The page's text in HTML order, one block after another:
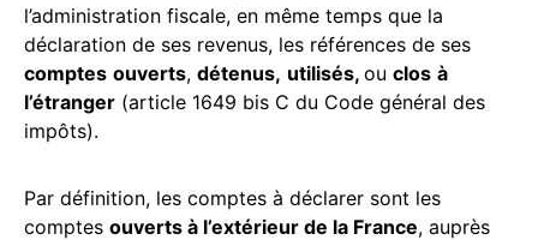
l’administration fiscale, en même temps que la
déclaration de ses revenus, les références de ses
comptes ouverts, détenus, utilisés, ou clos à
l’étranger (article 1649 bis C du Code général des
impôts).
Par définition, les comptes à déclarer sont les
comptes ouverts à l’extérieur de la France, auprès